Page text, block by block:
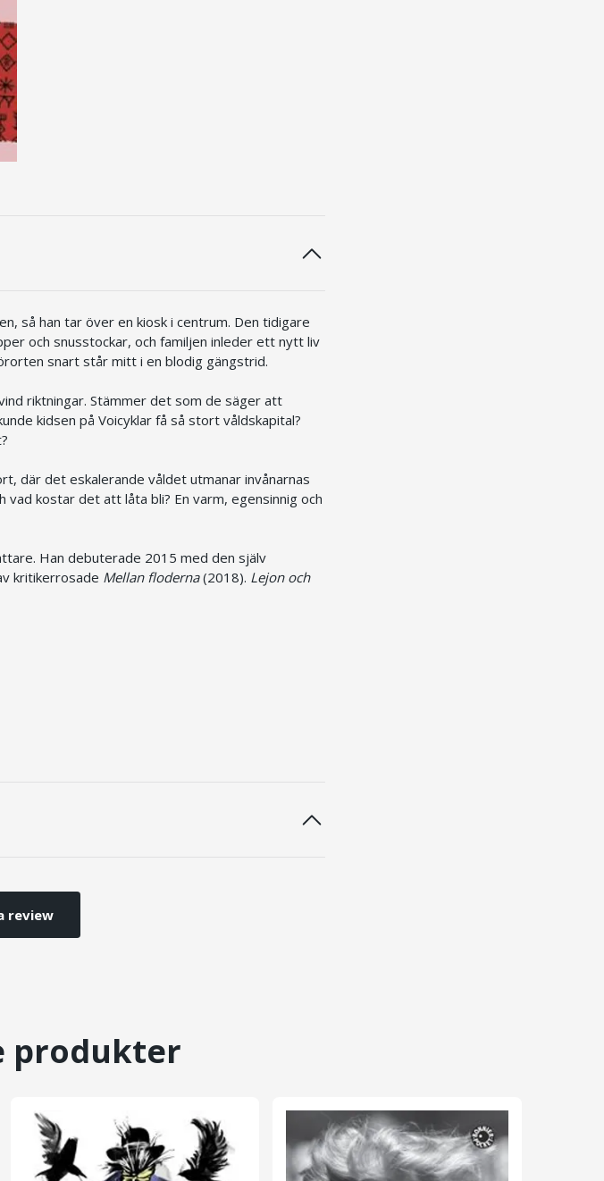
så han tar över en kiosk i centrum. Den tidigare
och snusstockar, och familjen inleder ett nytt liv
snart står mitt i en blodig gängstrid.
riktningar. Stämmer det som de säger att
kidsen på Voicyklar få så stort våldskapital?
där det eskalerande våldet utmanar invånarnas
kostar det att låta bli? En varm, egensinnig och
Han debuterade 2015 med den själv
kritikerrosade Mellan floderna(2018). Lejon och
review
produkter